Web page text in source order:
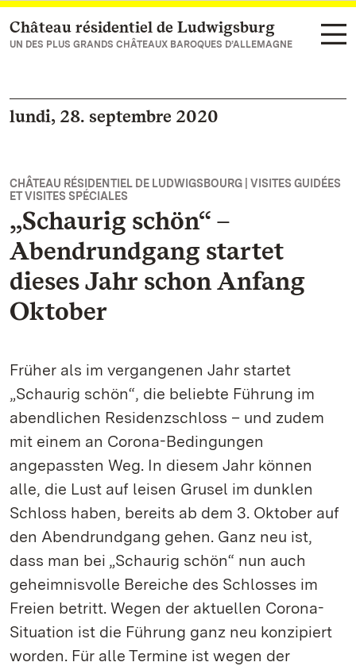
Vers la page d’accueil
Château résidentiel de Ludwigsburg
UN DES PLUS GRANDS CHÂTEAUX BAROQUES D’ALLEMAGNE
lundi, 28. septembre 2020
CHÂTEAU RÉSIDENTIEL DE LUDWIGSBOURG | VISITES GUIDÉES
ET VISITES SPÉCIALES
„Schaurig schön“ –
Abendrundgang startet
dieses Jahr schon Anfang
Oktober
Früher als im vergangenen Jahr startet
„Schaurig schön“, die beliebte Führung im
abendlichen Residenzschloss – und zudem
mit einem an Corona-Bedingungen
angepassten Weg. In diesem Jahr können
alle, die Lust auf leisen Grusel im dunklen
Schloss haben, bereits ab dem 3. Oktober auf
den Abendrundgang gehen. Ganz neu ist,
dass man bei „Schaurig schön“ nun auch
geheimnisvolle Bereiche des Schlosses im
Freien betritt. Wegen der aktuellen Corona-
Situation ist die Führung ganz neu konzipiert
worden. Für alle Termine ist wegen der